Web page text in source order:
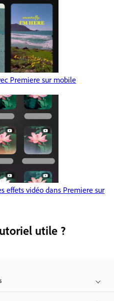
Premiere sur mobile
effets vidéo dans Premiere sur
utile ?